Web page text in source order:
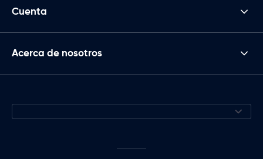
Cuenta
Acerca de nosotros